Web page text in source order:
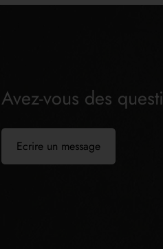
Avez-vous des
Ecrire un message